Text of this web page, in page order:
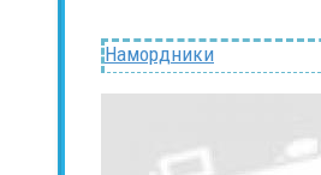
Намордники